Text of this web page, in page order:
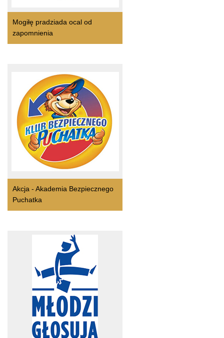
Mogiłę pradziada ocal od
zapomnienia
Akcja - Akademia Bezpiecznego
Puchatka